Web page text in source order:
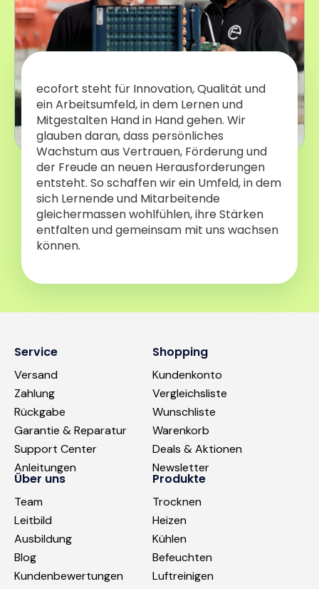
ecofort steht für Innovation, Qualität und
ein Arbeitsumfeld, in dem Lernen und
Mitgestalten Hand in Hand gehen. Wir
glauben daran, dass persönliches
Wachstum aus Vertrauen, Förderung und
der Freude an neuen Herausforderungen
entsteht. So schaffen wir ein Umfeld, in dem
sich Lernende und Mitarbeitende
gleichermassen wohlfühlen, ihre Stärken
entfalten und gemeinsam mit uns wachsen
können.
Service
Versand
Zahlung
Rückgabe
Garantie & Reparatur
Support Center
Anleitungen
Shopping
Kundenkonto
Vergleichsliste
Wunschliste
Warenkorb
Deals & Aktionen
Newsletter
Über uns
Team
Leitbild
Ausbildung
Blog
Kundenbewertungen
Produkte
Trocknen
Heizen
Kühlen
Befeuchten
Luftreinigen